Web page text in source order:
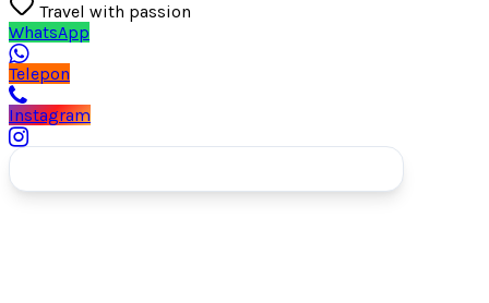
Travel with passion
WhatsApp
Telepon
Instagram